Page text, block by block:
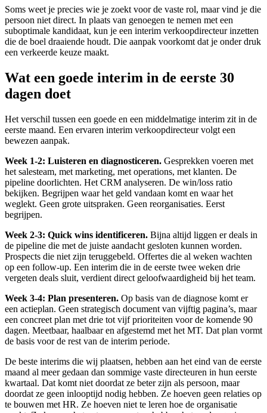
Soms weet je precies wie je zoekt voor de vaste rol, maar vind je die
persoon niet direct. In plaats van genoegen te nemen met een
suboptimale kandidaat, kun je een interim verkoopdirecteur inzetten
die de boel draaiende houdt. Die aanpak voorkomt dat je onder druk
een verkeerde keuze maakt.
Wat een goede interim in de eerste 30
dagen doet
Het verschil tussen een goede en een middelmatige interim zit in de
eerste maand. Een ervaren interim verkoopdirecteur volgt een
bewezen aanpak.
Week 1-2: Luisteren en diagnosticeren. Gesprekken voeren met
het salesteam, met marketing, met operations, met klanten. De
pipeline doorlichten. Het CRM analyseren. De win/loss ratio
bekijken. Begrijpen waar het geld vandaan komt en waar het
weglekt. Geen grote uitspraken. Geen reorganisaties. Eerst
begrijpen.
Week 2-3: Quick wins identificeren. Bijna altijd liggen er deals in
de pipeline die met de juiste aandacht gesloten kunnen worden.
Prospects die niet zijn teruggebeld. Offertes die al weken wachten
op een follow-up. Een interim die in de eerste twee weken drie
vergeten deals sluit, verdient direct geloofwaardigheid bij het team.
Week 3-4: Plan presenteren. Op basis van de diagnose komt er
een actieplan. Geen strategisch document van vijftig pagina’s, maar
een concreet plan met drie tot vijf prioriteiten voor de komende 90
dagen. Meetbaar, haalbaar en afgestemd met het MT. Dat plan vormt
de basis voor de rest van de interim periode.
De beste interims die wij plaatsen, hebben aan het eind van de eerste
maand al meer gedaan dan sommige vaste directeuren in hun eerste
kwartaal. Dat komt niet doordat ze beter zijn als persoon, maar
doordat ze geen inlooptijd nodig hebben. Ze hoeven geen relaties op
te bouwen met HR. Ze hoeven niet te leren hoe de organisatie